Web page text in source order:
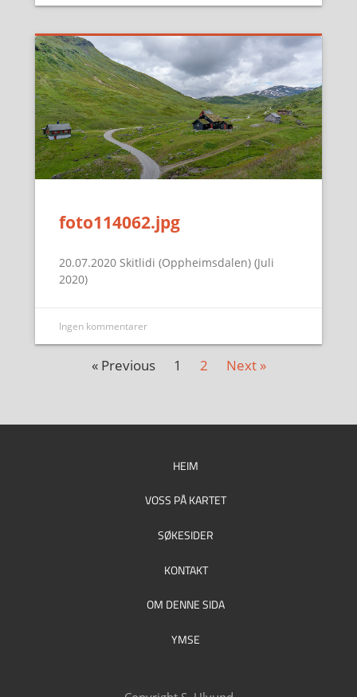
foto114062.jpg
20.07.2020 Skitlidi (Oppheimsdalen) (Juli
2020)
Ingen kommentarer
« Previous 1 2 Next »
HEIM
VOSS PÅ KARTET
SØKESIDER
KONTAKT
OM DENNE SIDA
YMSE